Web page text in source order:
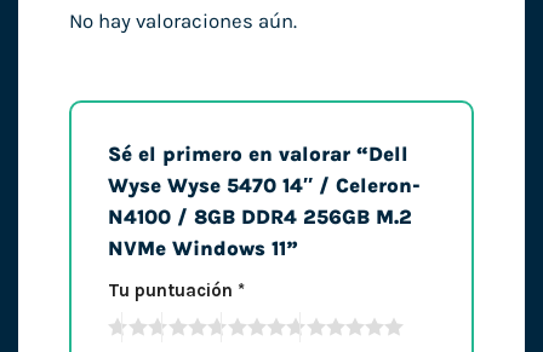
No hay valoraciones aún.
Sé el primero en valorar “Dell
Wyse Wyse 5470 14″ / Celeron-
N4100 / 8GB DDR4 256GB M.2
NVMe Windows 11”
Tu puntuación *